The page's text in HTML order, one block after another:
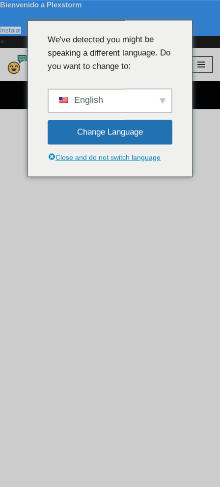
Bienvenido a Plexstorm
Instalar
×
saltar
Plexstorm 💖 Modelos VIP
CHAT POR CÁMARA WEB GRATIS 👉
We've detected you might be
speaking a different language. Do
you want to change to:
English
Change Language
Close and do not switch language